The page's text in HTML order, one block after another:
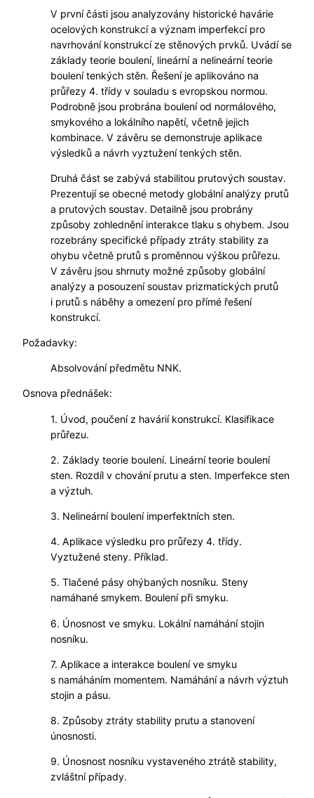
V první části jsou analyzovány historické havárie
ocelových konstrukcí a význam imperfekcí pro
navrhování konstrukcí ze stěnových prvků. Uvádí se
základy teorie boulení, lineární a nelineární teorie
boulení tenkých stěn. Řešení je aplikováno na
průřezy 4. třídy v souladu s evropskou normou.
Podrobně jsou probrána boulení od normálového,
smykového a lokálního napětí, včetně jejich
kombinace. V závěru se demonstruje aplikace
výsledků a návrh vyztužení tenkých stěn.
Druhá část se zabývá stabilitou prutových soustav.
Prezentují se obecné metody globální analýzy prutů
a prutových soustav. Detailně jsou probrány
způsoby zohlednění interakce tlaku s ohybem. Jsou
rozebrány specifické případy ztráty stability za
ohybu včetně prutů s proměnnou výškou průřezu.
V závěru jsou shrnuty možné způsoby globální
analýzy a posouzení soustav prizmatických prutů
i prutů s náběhy a omezení pro přímé řešení
konstrukcí.
Požadavky:
Absolvování předmětu NNK.
Osnova přednášek:
1. Úvod, poučení z havárií konstrukcí. Klasifikace
průřezu.
2. Základy teorie boulení. Lineární teorie boulení
sten. Rozdíl v chování prutu a sten. Imperfekce sten
a výztuh.
3. Nelineární boulení imperfektních sten.
4. Aplikace výsledku pro průřezy 4. třídy.
Vyztužené steny. Příklad.
5. Tlačené pásy ohýbaných nosníku. Steny
namáhané smykem. Boulení při smyku.
6. Únosnost ve smyku. Lokální namáhání stojin
nosníku.
7. Aplikace a interakce boulení ve smyku
s namáháním momentem. Namáhání a návrh výztuh
stojin a pásu.
8. Způsoby ztráty stability prutu a stanovení
únosnosti.
9. Únosnost nosníku vystaveného ztrátě stability,
zvláštní případy.